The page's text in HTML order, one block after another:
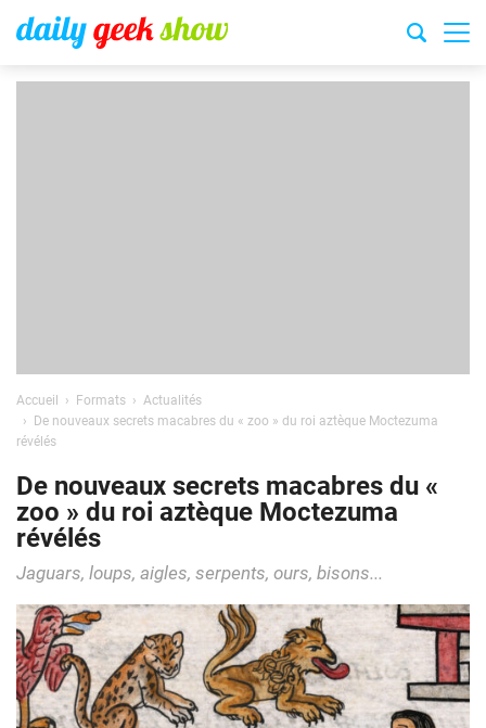
Accueil Formats
Actualités
De nouveaux secrets macabres du « zoo » du roi aztèque Moctezuma
révélés
De nouveaux secrets macabres du «
zoo » du roi aztèque Moctezuma
révélés
Jaguars, loups, aigles, serpents, ours, bisons...